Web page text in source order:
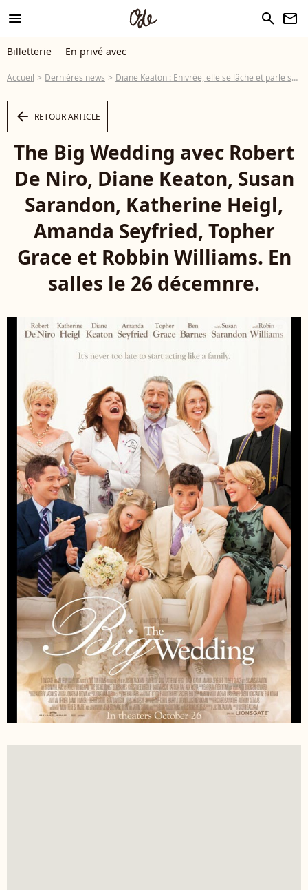
menu search newsletter
Billetterie En privé avec
Accueil Dernières news Diane Keaton : Enivrée, elle se lâche et parle sexe chez Ellen DeGeneres
arrow_left RETOUR ARTICLE
The Big Wedding avec Robert
De Niro, Diane Keaton, Susan
Sarandon, Katherine Heigl,
Amanda Seyfried, Topher
Grace et Robbin Williams. En
salles le 26 décemnre.